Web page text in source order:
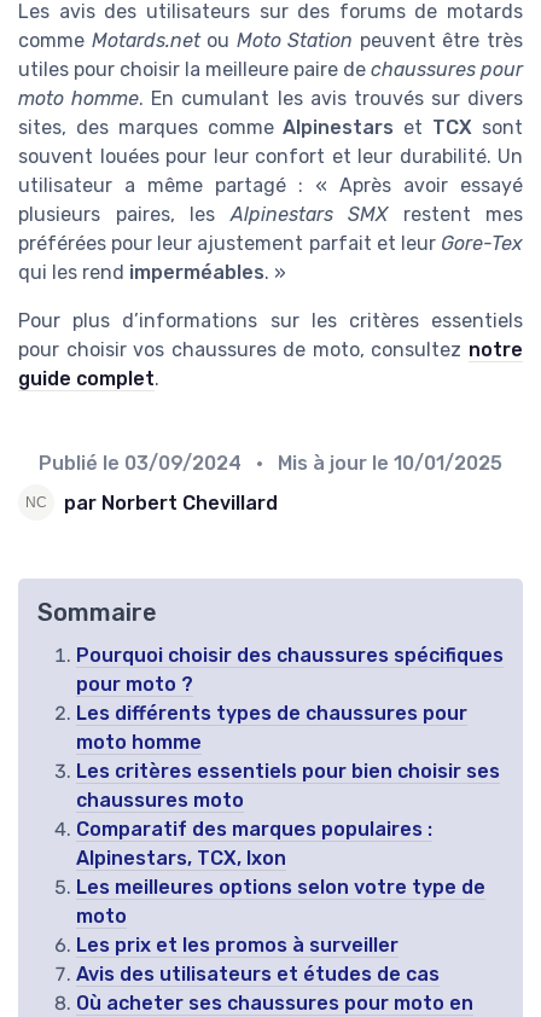
Les avis des utilisateurs sur des forums de motards
comme Motards.netou Moto Station peuvent être très
utiles pour choisir la meilleure paire de chaussures pour
moto homme. En cumulant les avis trouvés sur divers
sites, des marques commeAlpinestars et TCX sont
souvent louées pour leur confort et leur durabilité. Un
utilisateur a même partagé : « Après avoir essayé
plusieurs paires, lesAlpinestars SMXrestent mes
préférées pour leur ajustement parfait et leur Gore-Tex
qui les rend imperméables. »
Pour plus d’informations sur les critères essentiels
pour choisir vos chaussures de moto, consultez notre
guide complet.
Publié le 03/09/2024 • Mis à jour le 10/01/2025
par Norbert Chevillard
Sommaire
Pourquoi choisir des chaussures spécifiques
pour moto ?
Les différents types de chaussures pour
moto homme
Les critères essentiels pour bien choisir ses
chaussures moto
Comparatif des marques populaires :
Alpinestars, TCX, Ixon
Les meilleures options selon votre type de
moto
Les prix et les promos à surveiller
Avis des utilisateurs et études de cas
Où acheter ses chaussures pour moto en